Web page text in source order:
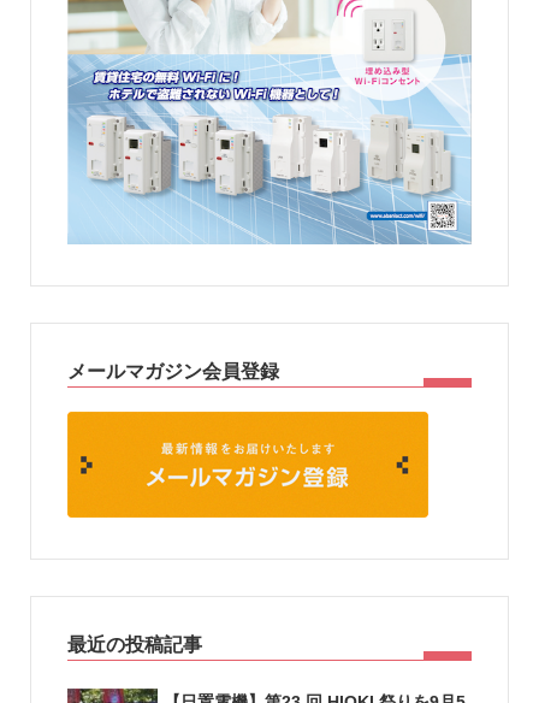
メールマガジン会員登録
最近の投稿記事